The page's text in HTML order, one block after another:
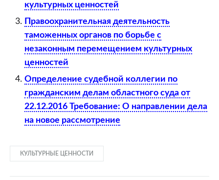
культурных ценностей
Правоохранительная деятельность
таможенных органов по борьбе с
незаконным перемещением культурных
ценностей
Определение судебной коллегии по
гражданским делам областного суда от
22.12.2016 Требование: О направлении дела
на новое рассмотрение
КУЛЬТУРНЫЕ ЦЕННОСТИ